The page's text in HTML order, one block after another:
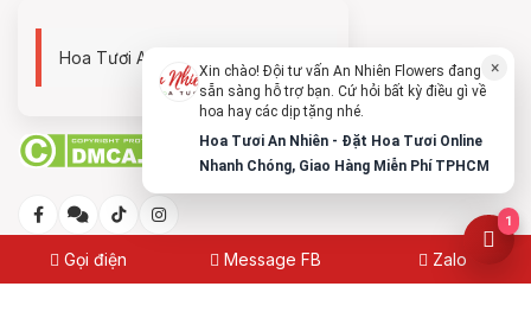
Gọi điện Message FB Zalo
Hoa Tươi An Nhiên - 0938494119 ×
Xin chào! Đội tư vấn An Nhiên Flowers đang
sẵn sàng hỗ trợ bạn. Cứ hỏi bất kỳ điều gì về
hoa hay các dịp tặng nhé.
Hoa Tươi An Nhiên - Đặt Hoa Tươi Online
Nhanh Chóng, Giao Hàng Miễn Phí TPHCM
1